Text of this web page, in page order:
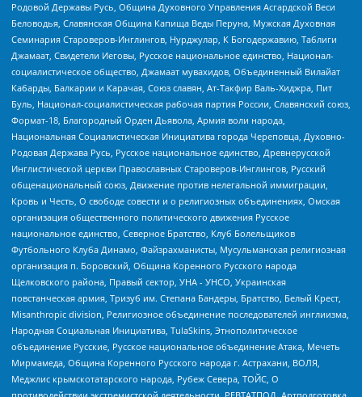
Родовой Державы Русь, Община Духовного Управления Асгардской Веси
Беловодья, Славянская Община Капища Веды Перуна, Мужская Духовная
Семинария Староверов-Инглингов, Нурджулар, К Богодержавию, Таблиги
Джамаат, Свидетели Иеговы, Русское национальное единство, Национал-
социалистическое общество, Джамаат мувахидов, Объединенный Вилайат
Кабарды, Балкарии и Карачая, Союз славян, Ат-Такфир Валь-Хиджра, Пит
Буль, Национал-социалистическая рабочая партия России, Славянский союз,
Формат-18, Благородный Орден Дьявола, Армия воли народа,
Национальная Социалистическая Инициатива города Череповца, Духовно-
Родовая Держава Русь, Русское национальное единство, Древнерусской
Инглистической церкви Православных Староверов-Инглингов, Русский
общенациональный союз, Движение против нелегальной иммиграции,
Кровь и Честь, О свободе совести и о религиозных объединениях, Омская
организация общественного политического движения Русское
национальное единство, Северное Братство, Клуб Болельщиков
Футбольного Клуба Динамо, Файзрахманисты, Мусульманская религиозная
организация п. Боровский, Община Коренного Русского народа
Щелковского района, Правый сектор, УНА - УНСО, Украинская
повстанческая армия, Тризуб им. Степана Бандеры, Братство, Белый Крест,
Misanthropic division, Религиозное объединение последователей инглиизма,
Народная Социальная Инициатива, TulaSkins, Этнополитическое
объединение Русские, Русское национальное объединение Атака, Мечеть
Мирмамеда, Община Коренного Русского народа г. Астрахани, ВОЛЯ,
Меджлис крымскотатарского народа, Рубеж Севера, ТОЙС, О